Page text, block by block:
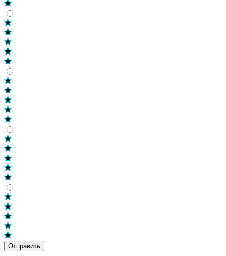
Отправить